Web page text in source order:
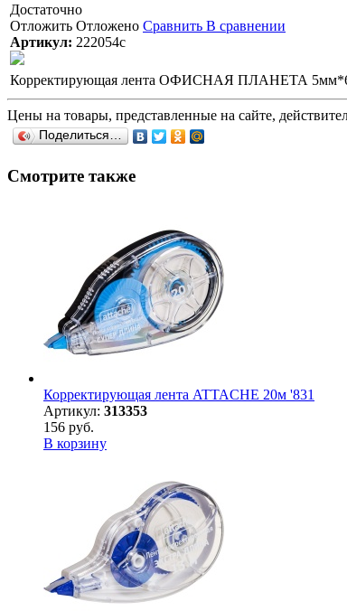
Достаточно
Отложить Отложено Сравнить В сравнении
Артикул: 222054с
Корректирующая лента ОФИСНАЯ ПЛАНЕТА 5мм*6м
Цены на товары, представленные на сайте,
Поделиться…
Смотрите также
Корректирующая лента ATTACHE 20м '831
Артикул: 313353
156 руб.
В корзину